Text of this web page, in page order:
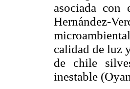
asociada con
Hernández-
calidad de luz
de chile
inestable